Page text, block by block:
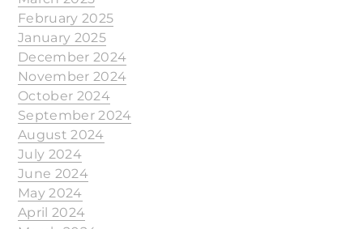
February 2025
January 2025
December 2024
November 2024
October 2024
September 2024
August 2024
July 2024
June 2024
May 2024
April 2024